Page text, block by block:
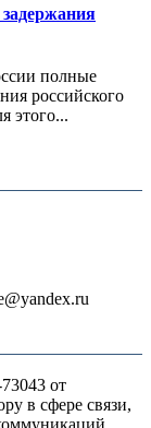
полные
российского
этого...
от
в сфере связи,